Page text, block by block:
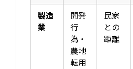
製造
業
開発
行
為・
農地
転用
民家
との
距離